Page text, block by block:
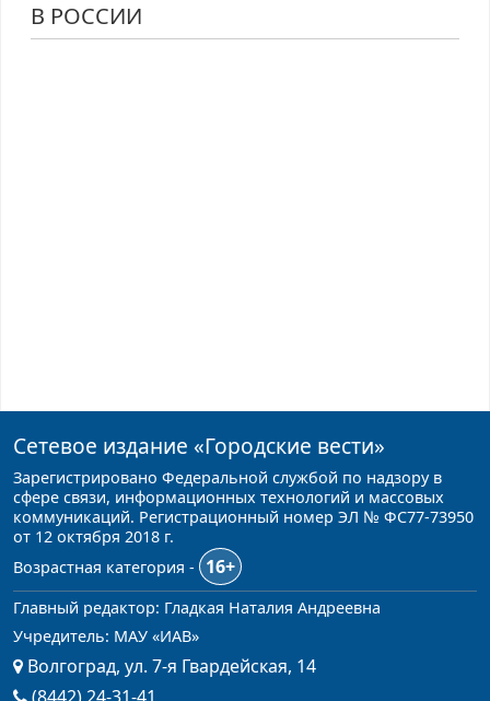
В РОССИИ
Сетевое издание «Городские вести»
Зарегистрировано Федеральной службой по надзору в
сфере связи, информационных технологий и массовых
коммуникаций. Регистрационный номер ЭЛ № ФС77-73950
от 12 октября 2018 г.
Возрастная категория -
16+
Главный редактор: Гладкая Наталия Андреевна
Учредитель: МАУ «ИАВ»
Волгоград, ул. 7-я Гвардейская, 14